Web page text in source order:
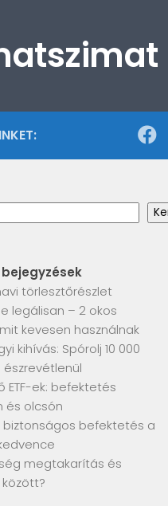
törlesztőrészlet
legálisan – 2 okos
kevesen használnak
kihívás: Spórolj 10 000
ETF-ek: befektetés
és olcsón
biztonságos befektetés a
megtakarítás és